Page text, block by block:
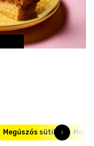
Megúszós sütik